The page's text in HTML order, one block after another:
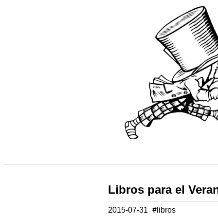
Libros para el
2015-07-31 # libros